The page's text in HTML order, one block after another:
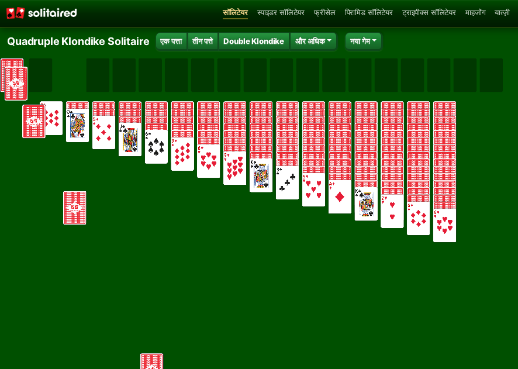
सॉलिटेयर स्पाइडर सॉलिटेयर फ्रीसेल पिरामिड सॉलिटेयर ट्राइपीक्स सॉलिटेयर माहजोंग यात्ज़ी
Quadruple Klondike Solitaire एक पत्ता तीन पत्ते Double Klondike और अधिक नया गेम